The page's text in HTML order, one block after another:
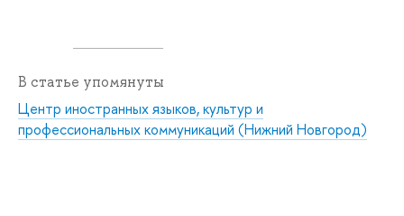
В статье упомянуты
Центр иностранных языков, культур и
профессиональных коммуникаций (Нижний Новгород)